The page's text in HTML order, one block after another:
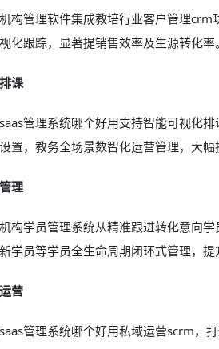
构管理软件集成教培行业客户管理
化跟踪，显著提销售效率及生源转化率。
课
管理系统哪个好用支持智能可视化
置，教务全场景数智化运营管理，大幅
理
构学员管理系统从精准跟进转化意向
学员等学员全生命周期闭环式管理，提
营
管理系统哪个好用私域运营scrm，